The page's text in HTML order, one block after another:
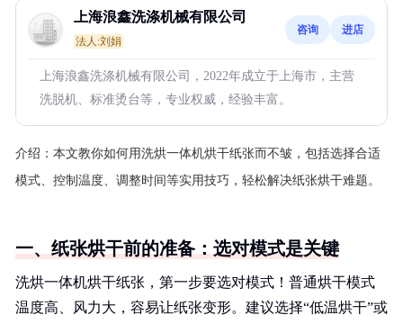
上海浪鑫洗涤机械有限公司
法人:刘娟
咨询 进店
上海浪鑫洗涤机械有限公司，2022年成立于上海市，主营
洗脱机、标准烫台等，专业权威，经验丰富。
介绍： 本文教你如何用洗烘一体机烘干纸张而不皱，包括选择合适
模式、控制温度、调整时间等实用技巧，轻松解决纸张烘干难题。
一、纸张烘干前的准备：选对模式是关键
洗烘一体机烘干纸张，第一步要选对模式！普通烘干模式
温度高、风力大，容易让纸张变形。建议选择“低温烘干”或